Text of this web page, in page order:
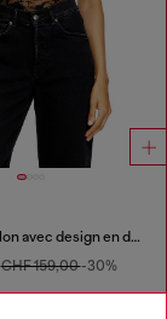
Maillot en nylon avec design en dentelle
CHF 159,00-30%